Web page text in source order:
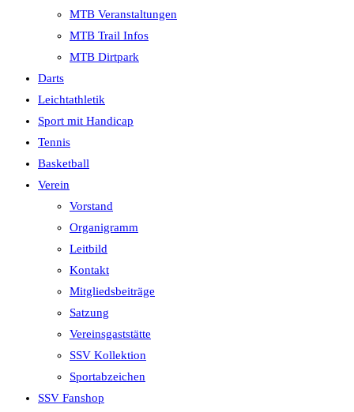
MTB Veranstaltungen
MTB Trail Infos
MTB Dirtpark
Darts
Leichtathletik
Sport mit Handicap
Tennis
Basketball
Verein
Vorstand
Organigramm
Leitbild
Kontakt
Mitgliedsbeiträge
Satzung
Vereinsgaststätte
SSV Kollektion
Sportabzeichen
SSV Fanshop